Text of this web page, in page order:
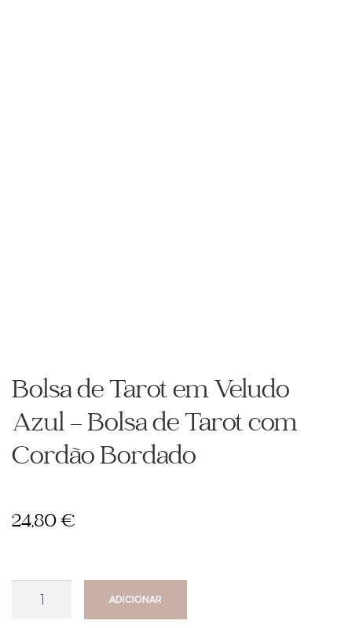
Bolsa de Tarot em Veludo
Azul – Bolsa de Tarot com
Cordão Bordado
24,80€
ADICIONAR